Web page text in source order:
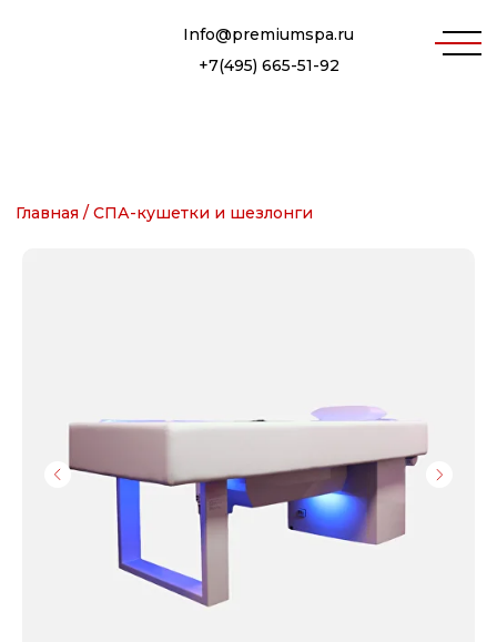
Info@premiumspa.ru
+7(495) 665-51-92